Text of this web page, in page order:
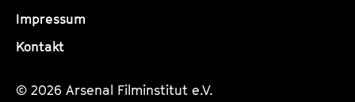
Impressum
Kontakt
© 2026 Arsenal Filminstitut e.V.